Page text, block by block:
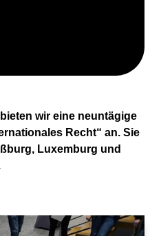
wir eine neuntägige
Recht“ an. Sie
Luxemburg und